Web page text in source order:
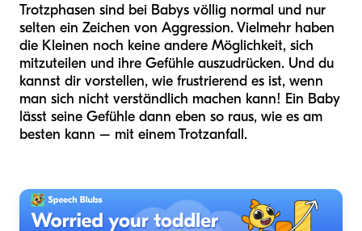
Trotzphasen sind bei Babys völlig normal und nur
selten ein Zeichen von Aggression. Vielmehr haben
die Kleinen noch keine andere Möglichkeit, sich
mitzuteilen und ihre Gefühle auszudrücken. Und du
kannst dir vorstellen, wie frustrierend es ist, wenn
man sich nicht verständlich machen kann! Ein Baby
lässt seine Gefühle dann eben so raus, wie es am
besten kann – mit einem Trotzanfall.